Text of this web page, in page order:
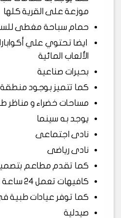
موزعة على القرية كلها
حمام سباحة مغطى
ايضا تحتوي علي
الألعاب المائية
بحيرات صناعية
كما تتميز بوجود منطقة
مساحات خضراء و مناظر
يوجد به سينما
نادى اجتماعى
نادى رياضى
كما تقدم مطاعم
كافيهات تعمل 24 ساعة
كما توفر عيادات
صيدلية